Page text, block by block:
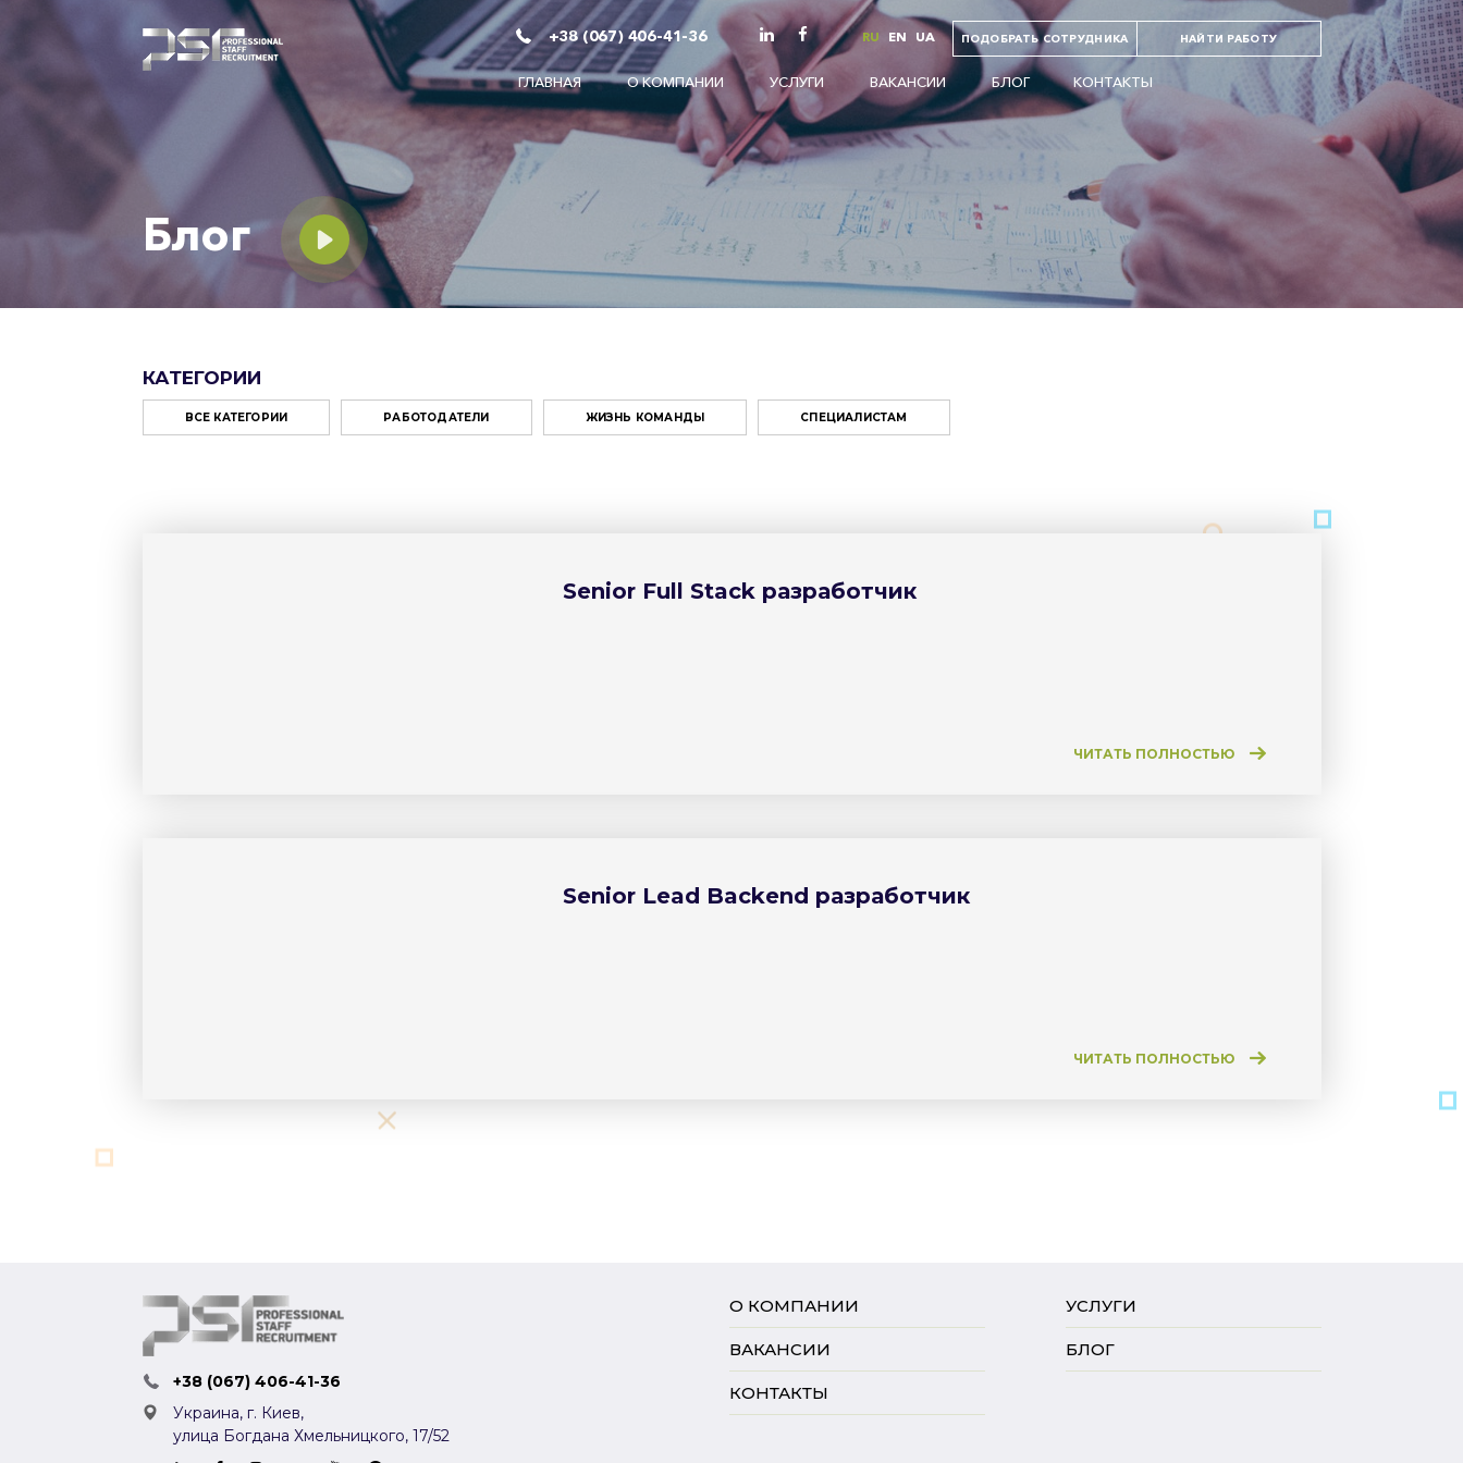
+38 (067) 406-41-36 RU EN UA ПОДОБРАТЬ СОТРУДНИКА НАЙТИ РАБОТУ
ГЛАВНАЯ О КОМПАНИИ УСЛУГИ ВАКАНСИИ БЛОГ КОНТАКТЫ
Блог
КАТЕГОРИИ
ВСЕ КАТЕГОРИИ РАБОТОДАТЕЛИ ЖИЗНЬ КОМАНДЫ СПЕЦИАЛИСТАМ
Senior Full Stack разработчик
ЧИТАТЬ ПОЛНОСТЬЮ
Senior Lead Backend разработчик
ЧИТАТЬ ПОЛНОСТЬЮ
+38 (067) 406-41-36
Украина, г. Киев,
улица Богдана Хмельницкого, 17/52
О КОМПАНИИ УСЛУГИ
ВАКАНСИИ БЛОГ
КОНТАКТЫ